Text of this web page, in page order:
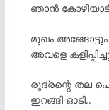
ഞാൻ
മുഖം
അവളെ
രുദ്രന്റെ തല
ഇറങ്ങി ഓടി..